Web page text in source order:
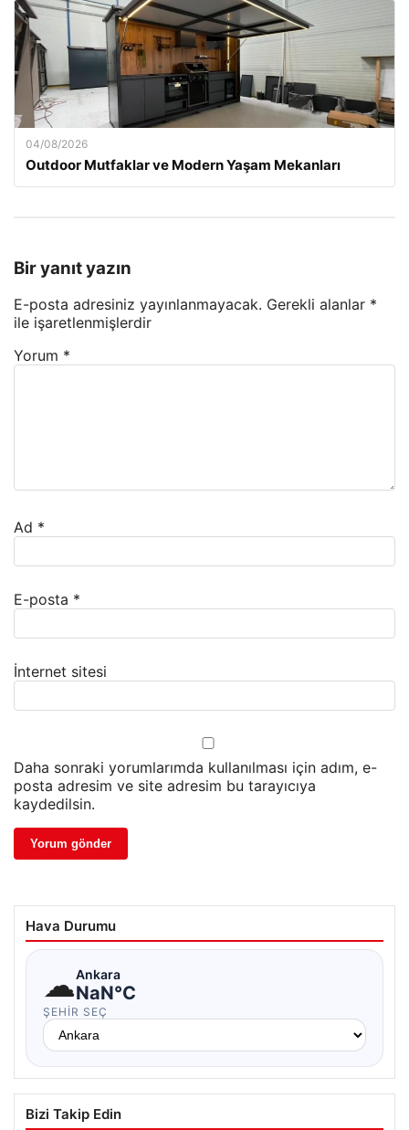
04/08/2026
Outdoor Mutfaklar ve Modern Yaşam Mekanları
Bir yanıt yazın
E-posta adresiniz yayınlanmayacak. Gerekli alanlar *
ile işaretlenmişlerdir
Yorum *
Ad *
E-posta *
İnternet sitesi
Daha sonraki yorumlarımda kullanılması için adım, e-
posta adresim ve site adresim bu tarayıcıya
kaydedilsin.
Hava Durumu
☁Ankara
NaN°C
ŞEHIR SEÇ
Bizi Takip Edin